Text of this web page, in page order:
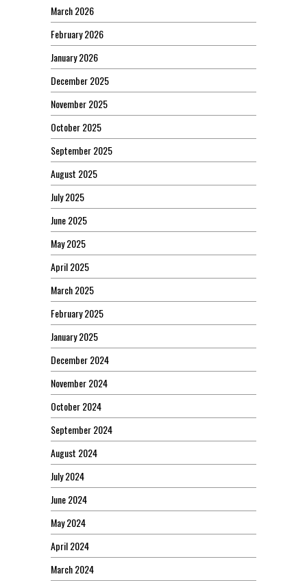
March 2026
February 2026
January 2026
December 2025
November 2025
October 2025
September 2025
August 2025
July 2025
June 2025
May 2025
April 2025
March 2025
February 2025
January 2025
December 2024
November 2024
October 2024
September 2024
August 2024
July 2024
June 2024
May 2024
April 2024
March 2024